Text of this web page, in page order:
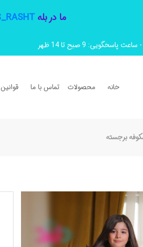
ما در بله
خانه محصولات تماس با ما
برجسته